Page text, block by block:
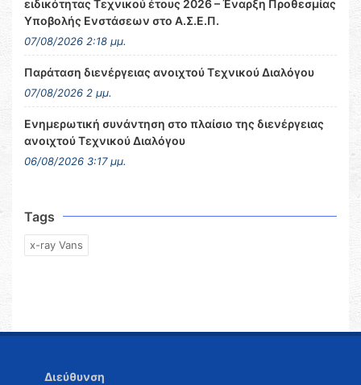
ειδικότητας Τεχνικού έτους 2026 – Έναρξη Προθεσμίας
Υποβολής Ενστάσεων στο Α.Σ.Ε.Π.
07/08/2026 2:18 μμ.
Παράταση διενέργειας ανοιχτού Τεχνικού Διαλόγου
07/08/2026 2 μμ.
Ενημερωτική συνάντηση στο πλαίσιο της διενέργειας
ανοιχτού Τεχνικού Διαλόγου
06/08/2026 3:17 μμ.
Tags
x-ray Vans
Διεύθυνση